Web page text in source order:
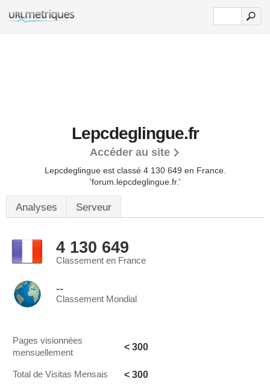
Lepcdeglingue.fr
Accéder au site
Lepcdeglingue est classé 4 130 649 en France.
'forum.lepcdeglingue.fr.'
Analyses Serveur
4 130 649
Classement en France
--
Classement Mondial
Pages visionnées
mensuellement
< 300
Total de Visitas Mensais < 300